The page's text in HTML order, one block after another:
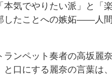
気でやりたい派」と「
したことへの嫉妬——人
ンペット奏者の高坂麗
口にする麗奈の言葉は